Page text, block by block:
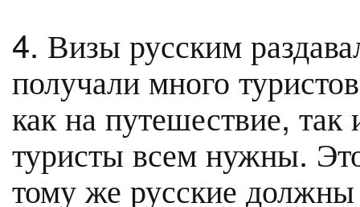
4. Визы русским
получали много
как на путешествие,
туристы всем нужны.
тому же русские должны